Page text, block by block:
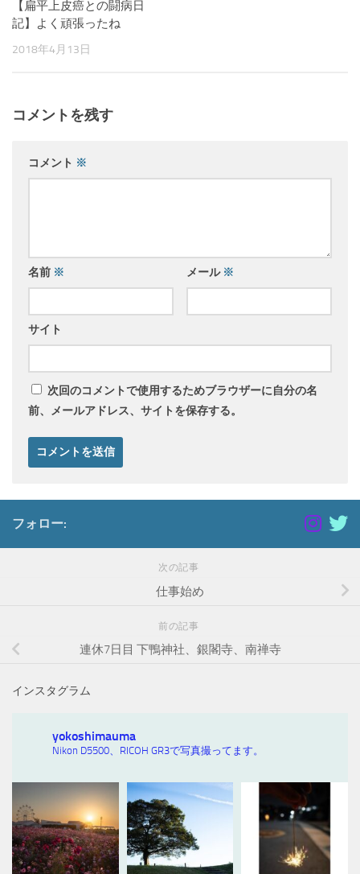
【扁平上皮癌との闘病日
記】よく頑張ったね
2018年4月13日
コメントを残す
コメント ※
名前 ※ メール ※
サイト
次回のコメントで使用するためブラウザーに自分の名
前、メールアドレス、サイトを保存する。
フォロー:
次の記事
仕事始め
前の記事
連休7日目 下鴨神社、銀閣寺、南禅寺
インスタグラム
yokoshimauma
Nikon D5500、RICOH GR3で写真撮ってます。